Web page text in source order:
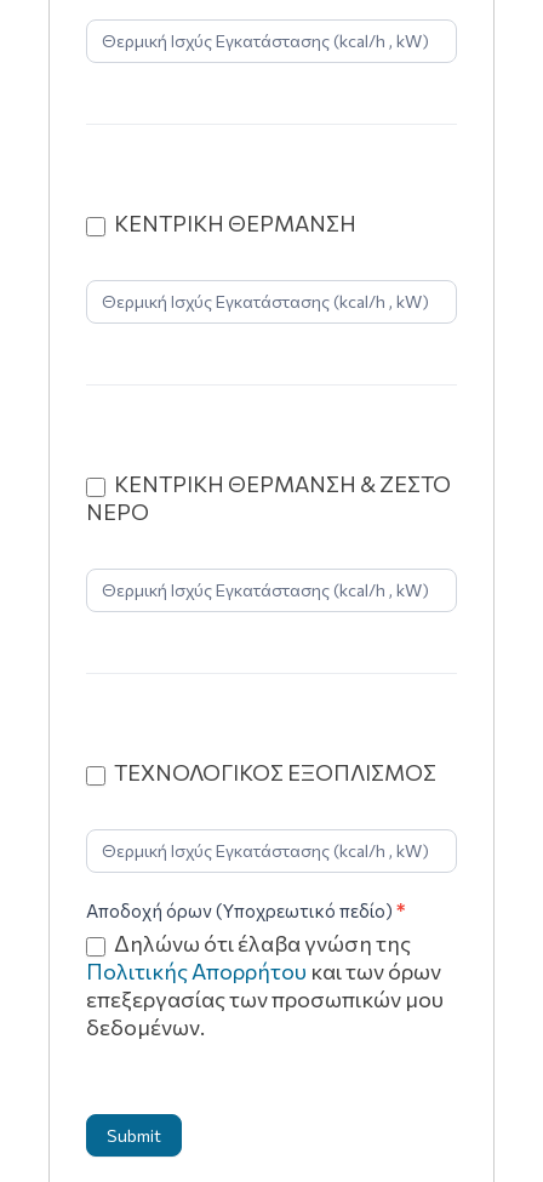
ΚΕΝΤΡΙΚΗ ΘΕΡΜΑΝΣΗ
ΚΕΝΤΡΙΚΗ ΘΕΡΜΑΝΣΗ & ΖΕΣΤΟ
ΝΕΡΟ
ΤΕΧΝΟΛΟΓΙΚΟΣ ΕΞΟΠΛΙΣΜΟΣ
Αποδοχή όρων (Υποχρεωτικό πεδίο) *
Δηλώνω ότι έλαβα γνώση της
Πολιτικής Απορρήτου και των όρων
επεξεργασίας των προσωπικών μου
δεδομένων.
Submit